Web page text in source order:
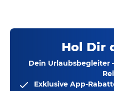
Hol Dir
Dein Urlaubsbegleiter
Exklusive App-